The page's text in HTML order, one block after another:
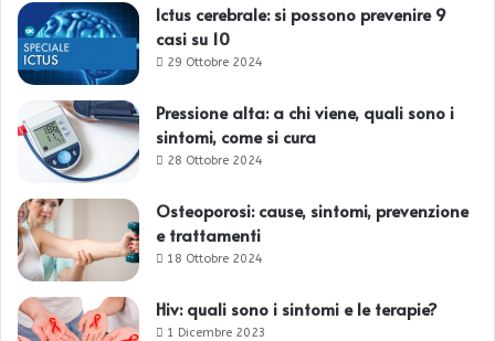
Ictus cerebrale: si possono prevenire 9
casi su 10
29 Ottobre 2024
Pressione alta: a chi viene, quali sono i
sintomi, come si cura
28 Ottobre 2024
Osteoporosi: cause, sintomi, prevenzione
e trattamenti
18 Ottobre 2024
Hiv: quali sono i sintomi e le terapie?
1 Dicembre 2023